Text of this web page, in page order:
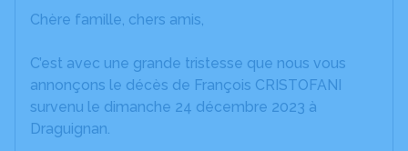
Chère famille, chers amis,
C’est avec une grande tristesse que nous vous
annonçons le décès de François CRISTOFANI
survenu le dimanche 24 décembre 2023 à
Draguignan.